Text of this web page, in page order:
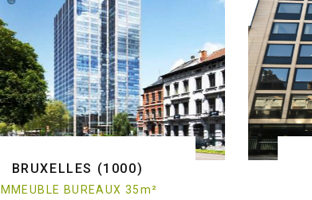
BRUXELLES (1000)
IMMEUBLE BUREAUX 35m²